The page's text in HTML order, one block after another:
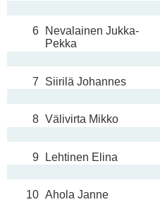
6
Nevalainen Jukka-
Pekka
7
Siirilä Johannes
8 Välivirta Mikko
9
Lehtinen Elina
10 Ahola Janne